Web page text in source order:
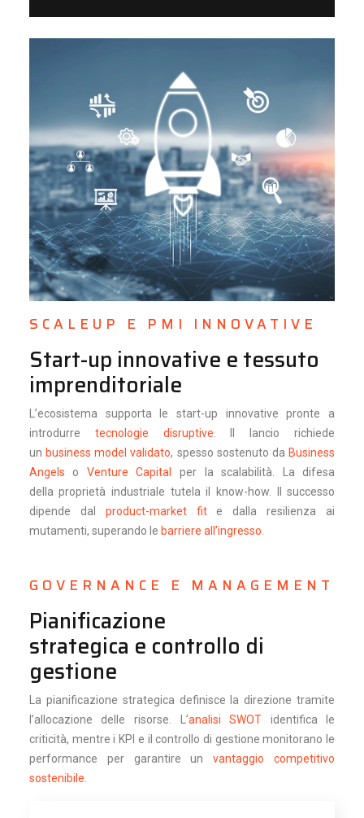
SCALEUP E PMI INNOVATIVE
Start-up innovative e tessuto
imprenditoriale
L’ecosistema supporta le start-up innovative pronte a
introdurre tecnologie disruptive . Il lancio richiede
un business model validato, spesso sostenuto da Business
Angels o Venture Capital
per la scalabilità. La difesa
della proprietà industriale tutela il know-how. Il successo
dipende dal product-market fite dalla resilienza ai
mutamenti, superando le barriere all’ingresso
GOVERNANCE E MANAGEMENT
Pianificazione
strategica e controllo di
gestione
La pianificazione strategica definisce la direzione tramite
l’allocazione delle risorse. L’analisi SWOT identifica le
criticità, mentre i KPI e il controllo di gestione monitorano le
performance per garantire unvantaggio competitivo
sostenibile